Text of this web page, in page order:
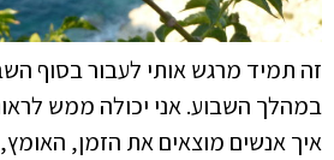
זה תמיד מרגש אותי לעבור בסוף
במהלך השבוע. אני יכולה ממש
איך אנשים מוצאים את הזמן,